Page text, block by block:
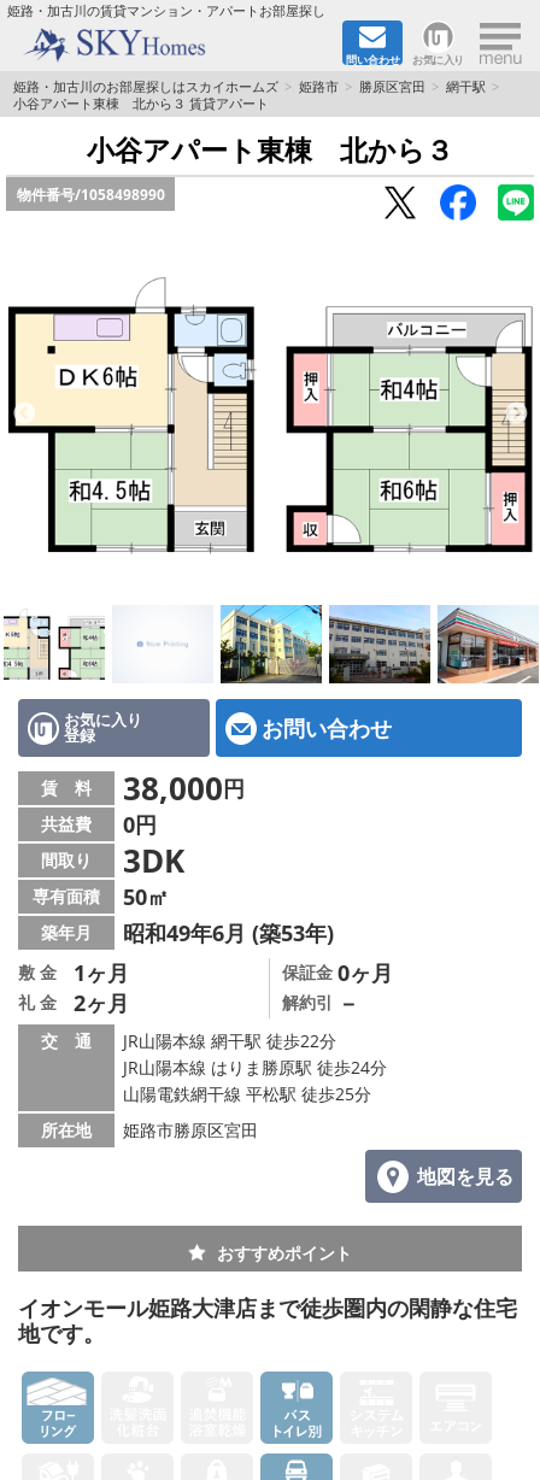
姫路・加古川の賃貸マンション・アパートお部屋探し
問い合わせ お気に入り ×
TOPページ
都市ガス·オール電化
☆新築物件☆
☆ペット飼育可能物件☆
☆ネット無料☆
路線·駅から探す
地域から探す
地図から探す
スタッフ紹介
店舗情報·アクセス
会社概要
メールでお問い合わせ
姫路・加古川のお部屋探しはスカイホームズ 姫路市 勝原区宮田
網干駅
小谷アパート東棟 北から３ 賃貸アパート
小谷アパート東棟 北から３
物件番号/1058498990
お気に入り
登録 お問い合わせ
賃 料 38,000円
共益費 0円
間取り 3DK
専有面積 50㎡
築年月 昭和49年6月 (築53年)
敷 金 1ヶ月
礼 金 2ヶ月
保証金 0ヶ月
解約引 －
交 通
JR山陽本線 網干駅 徒歩22分
JR山陽本線 はりま勝原駅 徒歩24分
山陽電鉄網干線 平松駅 徒歩25分
所在地
姫路市勝原区宮田
地図を見る
おすすめポイント
イオンモール姫路大津店まで徒歩圏内の閑静な住宅
地です。